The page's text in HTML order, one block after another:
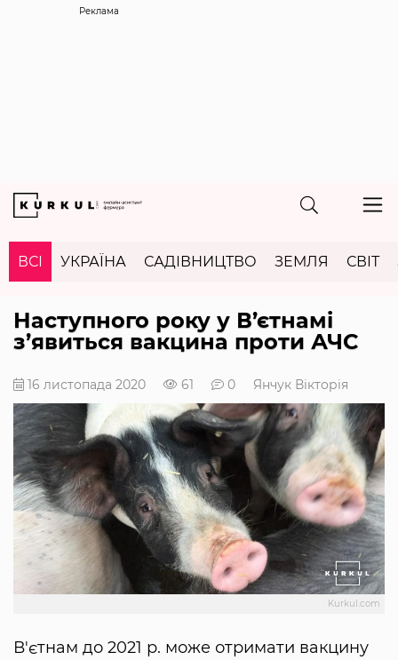
Реклама
ВСІ УКРАЇНА САДІВНИЦТВО ЗЕМЛЯ СВІТ
Наступного року у В’єтнамі
з’явиться вакцина проти АЧС
16 листопада 2020 61 0 Янчук Вікторія
Kurkul.com
В'єтнам до 2021 р. може отримати вакцину